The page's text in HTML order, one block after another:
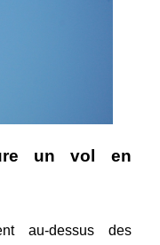
un vol en
au-dessus des